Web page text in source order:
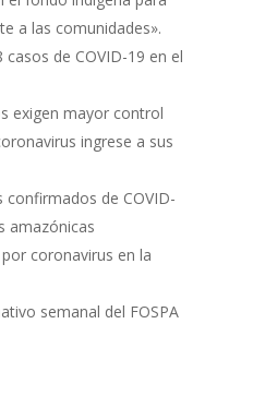
a las comunidades».
casos de COVID-19 en el
exigen mayor control
ingrese a sus
confirmados de COVID-
amazónicas
coronavirus en la
semanal del FOSPA